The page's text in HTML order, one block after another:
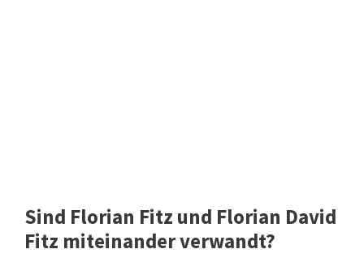
Sind Florian Fitz und Florian David
Fitz miteinander verwandt?